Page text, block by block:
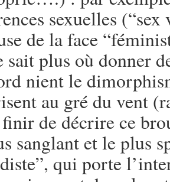
sexuelles (“sex
de la face
sait plus où donner
nient le
au gré du vent
de décrire ce
sanglant et le plus
qui porte